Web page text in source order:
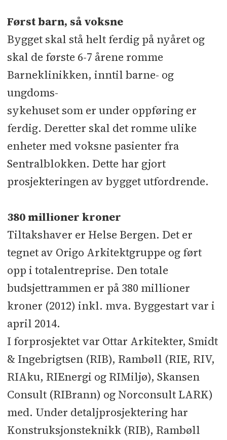
Vestrheim l Elektro: Petterson &
Gjellesvik l Ventilasjon: GK Norge
Arkitekt:Origo Arkitektgruppe
Rådgivere:RIB: Konstruksjons-
teknikk l RIV, RIE, RIAku, RIEnergi
og
RIMiljø: Rambøll l RIBr: Konsepta
Underentreprenører/leverandører:
Grunnarbeider: Stensland & Tyssøy l
Anleggsgartner: Svein Boasson l
Ferdigbetong: Unicon l Summing av
gulv: Betonggulv l Stål: Bergen
Skipsindustri l Taktekking: Fløysand
Tak l Solavskjerming: Vental l
Aluminiumsdører: Holvik l Tømrer:
Åsane Byggmesterforretning l
Systemhimlinger og systemvegger:
Innomhus l Innredning: Faginn-
redning l Maler og gulvlegger: BHB l
Fliser: Bergen Mur og Flis l
Automasjon: Schneider l Heis: Kone
Heis l Sprinkler: Tore Eide l Lås og
beslag: Certego
Først barn, så voksne
Bygget skal stå helt ferdig på nyåret og
skal de første 6-7 årene romme
Barneklinikken, inntil barne- og
ungdoms-
sykehuset som er under oppføring er
ferdig. Deretter skal det romme ulike
enheter med voksne pasienter fra
Sentralblokken. Dette har gjort
prosjekteringen av bygget utfordrende.
380 millioner kroner
Tiltakshaver er Helse Bergen. Det er
tegnet av Origo Arkitektgruppe og ført
opp i totalentreprise. Den totale
budsjettrammen er på 380 millioner
kroner (2012) inkl. mva. Byggestart var i
april 2014.
I forprosjektet var Ottar Arkitekter, Smidt
& Ingebrigtsen (RIB), Rambøll (RIE, RIV,
RIAku, RIEnergi og RIMiljø), Skansen
Consult (RIBrann) og Norconsult LARK)
med. Under detaljprosjektering har
Konstruksjonsteknikk (RIB), Rambøll